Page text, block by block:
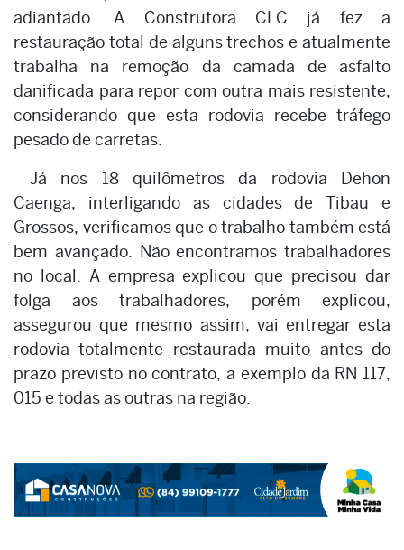
adiantado. A Construtora CLC já fez a
restauração total de alguns trechos e atualmente
trabalha na remoção da camada de asfalto
danificada para repor com outra mais resistente,
considerando que esta rodovia recebe tráfego
pesado de carretas.
Já nos 18 quilômetros da rodovia Dehon
Caenga, interligando as cidades de Tibau e
Grossos, verificamos que o trabalho também está
bem avançado. Não encontramos trabalhadores
no local. A empresa explicou que precisou dar
folga aos trabalhadores, porém explicou,
assegurou que mesmo assim, vai entregar esta
rodovia totalmente restaurada muito antes do
prazo previsto no contrato, a exemplo da RN 117,
015 e todas as outras na região.